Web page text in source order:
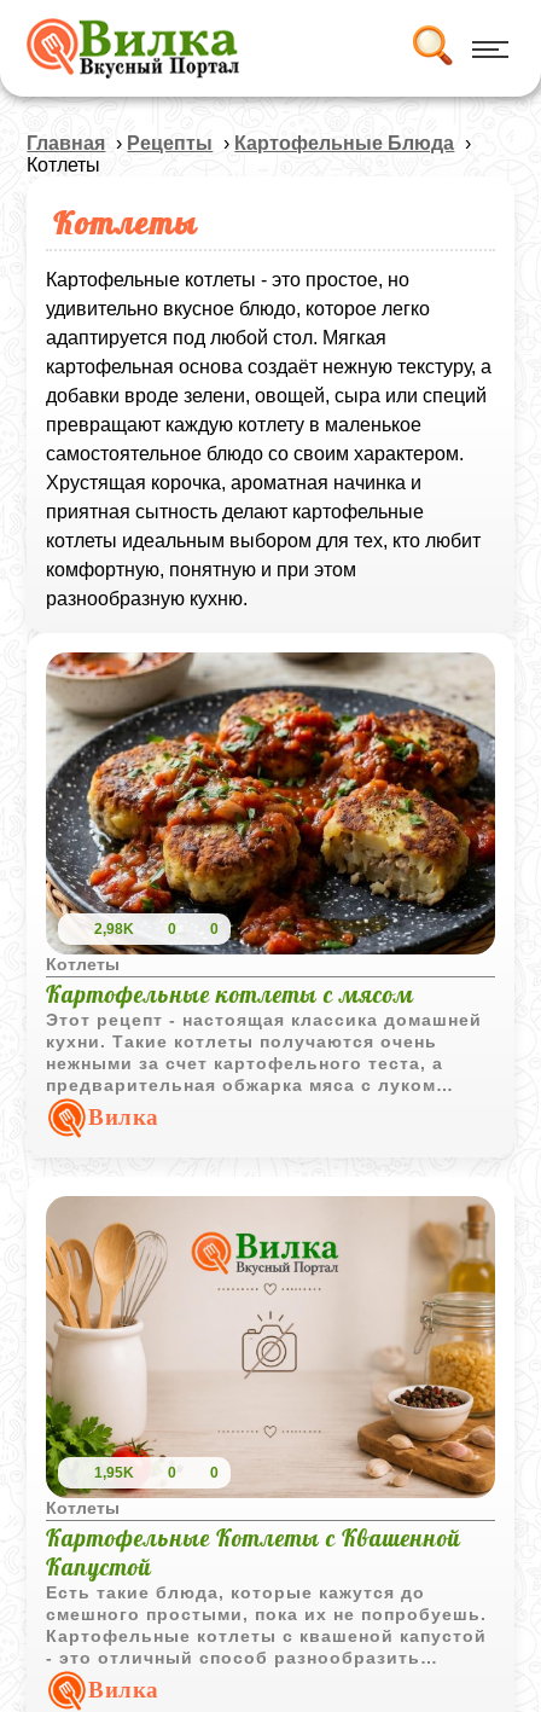
Главная › Рецепты › Картофельные Блюда ›
Котлеты
Котлеты
Картофельные котлеты - это простое, но
удивительно вкусное блюдо, которое легко
адаптируется под любой стол. Мягкая
картофельная основа создаёт нежную текстуру, а
добавки вроде зелени, овощей, сыра или специй
превращают каждую котлету в маленькое
самостоятельное блюдо со своим характером.
Хрустящая корочка, ароматная начинка и
приятная сытность делают картофельные
котлеты идеальным выбором для тех, кто любит
комфортную, понятную и при этом
разнообразную кухню.
2,98K 0 0
Котлеты
Картофельные котлеты с мясом
Этот рецепт - настоящая классика домашней
кухни. Такие котлеты получаются очень
нежными за счет картофельного теста, а
предварительная обжарка мяса с луком
делает начинку ароматной и насыщенной.
Подача с томатным соусом добавляет
балансирует вкус картофеля.
Вилка
1,95K 0 0
Котлеты
Картофельные Котлеты с Квашенной
Капустой
Есть такие блюда, которые кажутся до
смешного простыми, пока их не попробуешь.
Картофельные котлеты с квашеной капустой
- это отличный способ разнообразить
привычный гарнир или сделать полноценный
легкий ужин из того, что всегда найдется в
Вилка